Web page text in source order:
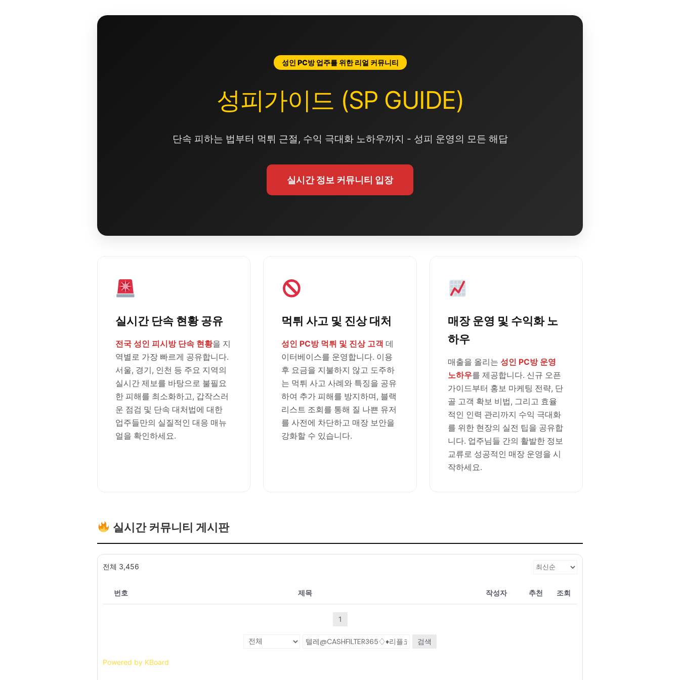
성인 PC방 업주를 위한 리얼 커뮤니티
성피가이드 (SP GUIDE)
단속 피하는 법부터 먹튀 근절, 수익 극대화 노하우까지 - 성피 운영의 모든 해답
실시간 정보 커뮤니티 입장
실시간 단속 현황 공유
전국 성인 피시방 단속 현황을 지
역별로 가장 빠르게 공유합니다.
서울, 경기, 인천 등 주요 지역의
실시간 제보를 바탕으로 불필요
한 피해를 최소화하고, 갑작스러
운 점검 및 단속 대처법에 대한
업주들만의 실질적인 대응 매뉴
얼을 확인하세요.
먹튀 사고 및 진상 대처
성인 PC방 먹튀 및 진상 고객 데
이터베이스를 운영합니다. 이용
후 요금을 지불하지 않고 도주하
는 먹튀 사고 사례와 특징을 공유
하여 추가 피해를 방지하며, 블랙
리스트 조회를 통해 질 나쁜 유저
를 사전에 차단하고 매장 보안을
강화할 수 있습니다.
매장 운영 및 수익화 노
하우
매출을 올리는 성인 PC방 운영
노하우를 제공합니다. 신규 오픈
가이드부터 홍보 마케팅 전략, 단
골 고객 확보 비법, 그리고 효율
적인 인력 관리까지 수익 극대화
를 위한 현장의 실전 팁을 공유합
니다. 업주님들 간의 활발한 정보
교류로 성공적인 매장 운영을 시
작하세요.
실시간 커뮤니티 게시판
전체 3,456
번호 제목 작성자 추천 조회
1
검색
Powered by KBoard